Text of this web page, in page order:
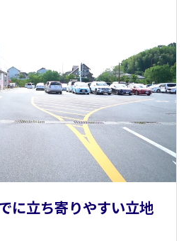
に立ち寄りやすい立地